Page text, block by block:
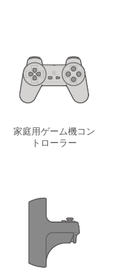
家庭用ゲーム機コン
トローラー